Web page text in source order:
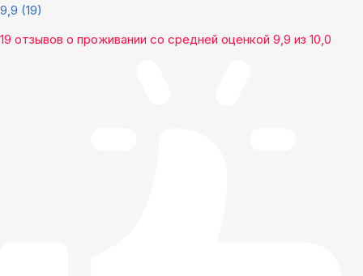
9,9 (19)
19 отзывов о проживании со средней оценкой 9,9 из 10,0